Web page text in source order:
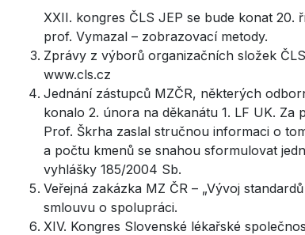
XXII. kongres ČLS JEP se bude konat
prof. Vymazal – zobrazovací metody.
Zprávy z výborů organizačních složek
www.cls.cz
Jednání zástupců MZČR, některých
konalo 2. února na děkanátu 1. LF UK.
Prof. Škrha zaslal stručnou informaci o
a počtu kmenů se snahou sformulovat
vyhlášky 185/2004 Sb.
Veřejná zakázka MZ ČR – „Vývoj
smlouvu o spolupráci.
XIV. Kongres Slovenské lékařské